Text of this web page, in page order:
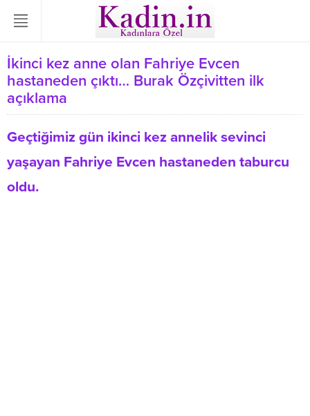
İkinci kez anne olan Fahriye Evcen
hastaneden çıktı… Burak Özçivitten ilk
açıklama
Geçtiğimiz gün ikinci kez annelik sevinci
yaşayan Fahriye Evcen hastaneden taburcu
oldu.